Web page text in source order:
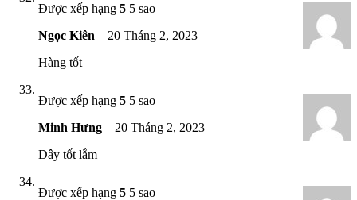
Được xếp hạng 5 5 sao
Ngọc Kiên – 20 Tháng 2, 2023
Hàng tốt
Được xếp hạng 5 5 sao
Minh Hưng – 20 Tháng 2, 2023
Dây tốt lắm
Được xếp hạng 5 5 sao